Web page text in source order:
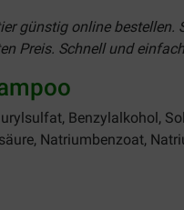
günstig online
Preis. Schnell und
Benzylalkohol,
Natriumbenzoat,